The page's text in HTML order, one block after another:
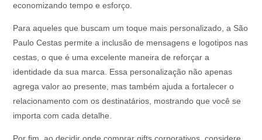
economizando tempo e esforço.
Para aqueles que buscam um toque mais personalizado, a São
Paulo Cestas permite a inclusão de mensagens e logotipos nas
cestas, o que é uma excelente maneira de reforçar a
identidade da sua marca. Essa personalização não apenas
agrega valor ao presente, mas também ajuda a fortalecer o
relacionamento com os destinatários, mostrando que você se
importa com cada detalhe.